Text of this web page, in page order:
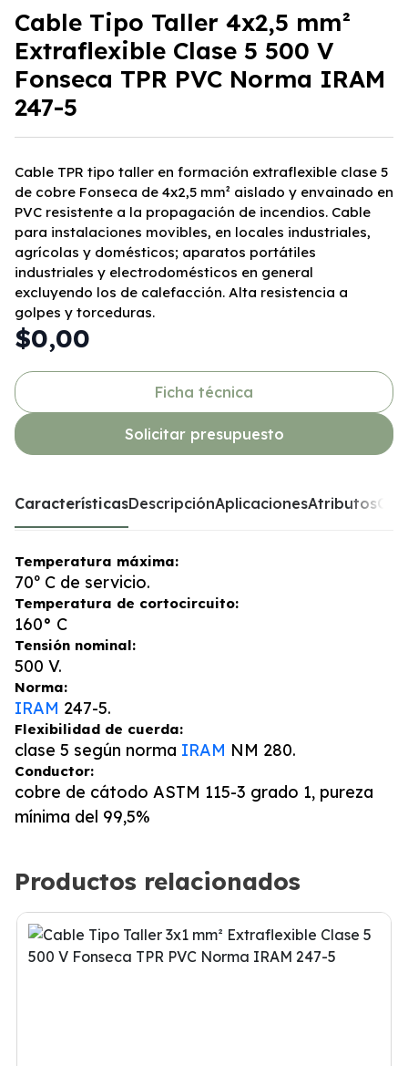
Cable Tipo Taller 4x2,5 mm²
Extraflexible Clase 5 500 V
Fonseca TPR PVC Norma IRAM
247-5
Cable TPR tipo taller en formación extraflexible clase 5
de cobre Fonseca de 4x2,5 mm² aislado y envainado en
PVC resistente a la propagación de incendios. Cable
para instalaciones movibles, en locales industriales,
agrícolas y domésticos; aparatos portátiles
industriales y electrodomésticos en general
excluyendo los de calefacción. Alta resistencia a
golpes y torceduras.
$0,00
Ficha técnica
Solicitar presupuesto
CaracterísticasDescripciónAplicacionesAtributos
Temperatura máxima:
70º C de servicio.
Temperatura de cortocircuito:
160° C
Tensión nominal:
500 V.
Norma:
IRAM 247-5.
Flexibilidad de cuerda:
clase 5 según norma IRAM NM 280.
Conductor:
cobre de cátodo ASTM 115-3 grado 1, pureza
mínima del 99,5%
Productos relacionados